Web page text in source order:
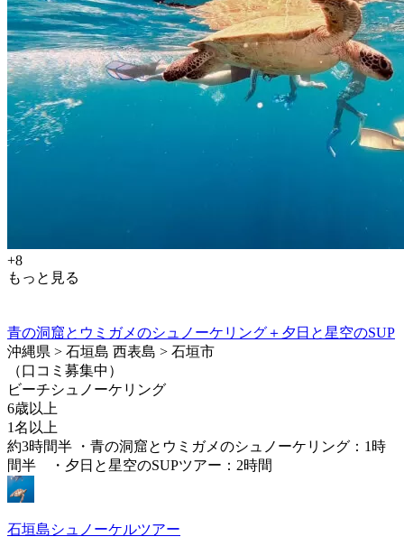
+8
もっと見る
青の洞窟とウミガメのシュノーケリング＋夕日と星空のSUP
沖縄県 > 石垣島 西表島 > 石垣市
（口コミ募集中）
ビーチシュノーケリング
6歳以上
1名以上
約3時間半 ・青の洞窟とウミガメのシュノーケリング：1時
間半 ・夕日と星空のSUPツアー：2時間
石垣島シュノーケルツアー